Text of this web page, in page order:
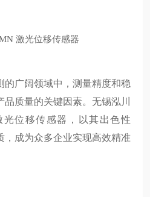
激光位移传感器
的广阔领域中，测量精度和稳
质量的关键因素。无锡泓川
光位移传感器，以其出色性
，成为众多企业实现高效精准